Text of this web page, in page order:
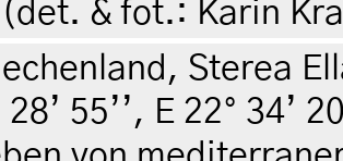
& fot.: Karin
Sterea
28’ 55’’, E 22° 34’